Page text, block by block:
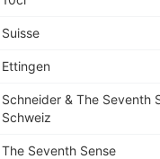
Suisse
Ettingen
Schneider & The Seventh
Schweiz
The Seventh Sense